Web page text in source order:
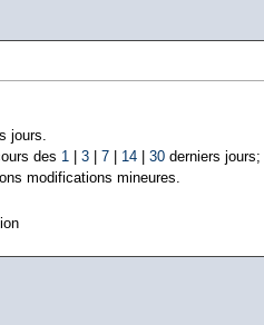
jours.
des 1 3| 7| 14| 30derniers jours;
modifications mineures.